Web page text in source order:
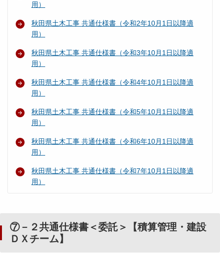
用）
秋田県土木工事 共通仕様書（令和2年10月1日以降適
用）
秋田県土木工事 共通仕様書（令和3年10月1日以降適
用）
秋田県土木工事 共通仕様書（令和4年10月1日以降適
用）
秋田県土木工事 共通仕様書（令和5年10月1日以降適
用）
秋田県土木工事 共通仕様書（令和6年10月1日以降適
用）
秋田県土木工事 共通仕様書（令和7年10月1日以降適
用）
⑦－２共通仕様書＜委託＞【積算管理・建設
ＤＸチーム】